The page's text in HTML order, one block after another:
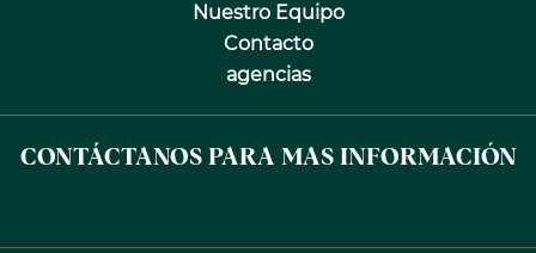
Nuestro Equipo
Contacto
agencias
CONTÁCTANOS PARA MAS INFORMACIÓN